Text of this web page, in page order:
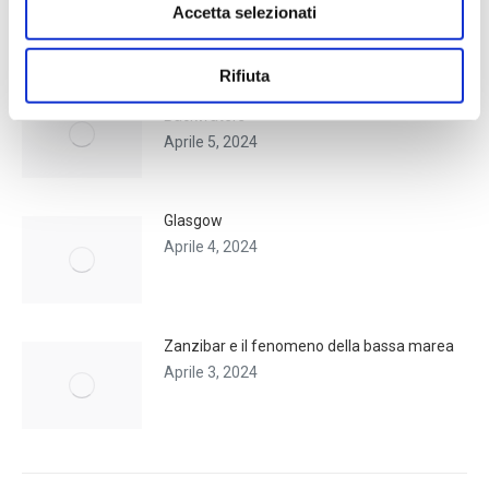
Accetta selezionati
Rifiuta
TI POTREBBE INTERESSARE...
Backwaters
Aprile 5, 2024
Glasgow
Aprile 4, 2024
Zanzibar e il fenomeno della bassa marea
Aprile 3, 2024